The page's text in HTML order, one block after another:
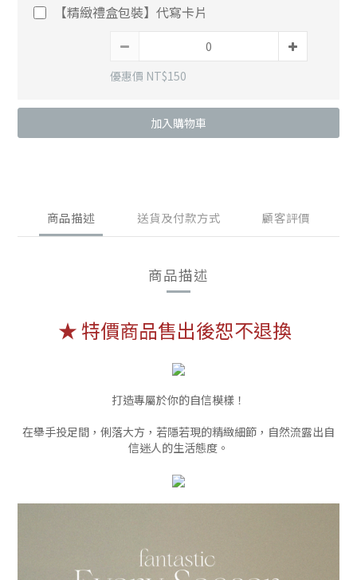
【精緻禮盒包裝】代寫卡片
優惠價 NT$150
加入購物車
商品描述 送貨及付款方式 顧客評價
商品描述
★ 特價商品售出後恕不退換
打造專屬於你的自信模樣！
在舉手投足間，俐落大方，若隱若現的精緻細節，自然流露出自
信迷人的生活態度。